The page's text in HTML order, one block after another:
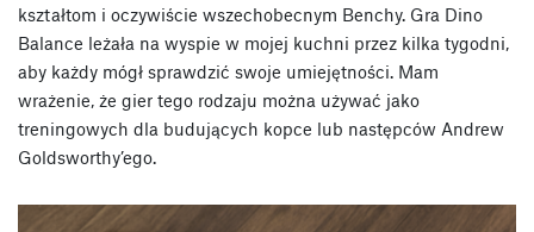
kształtom i oczywiście wszechobecnym Benchy. Gra Dino
Balance leżała na wyspie w mojej kuchni przez kilka tygodni,
aby każdy mógł sprawdzić swoje umiejętności. Mam
wrażenie, że gier tego rodzaju można używać jako
treningowych dla budujących kopce lub następców Andrew
Goldsworthy’ego.